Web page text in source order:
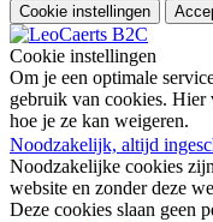
Cookie instellingen
Cookie instellingen
Om je een optimale
gebruik van cookies. Hier
hoe je ze kan weigeren.
Noodzakelijk, altijd
Noodzakelijke cookies
website en zonder deze
Deze cookies slaan geen